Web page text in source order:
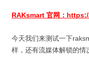
RAKsmart 官网：
今天我们来测试一下
样，还有流媒体解锁的情